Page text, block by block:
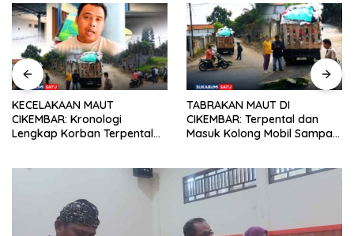
TABRAKAN MAUT DI
CIKEMBAR: Terpental dan
Masuk Kolong Mobil Sampah,
HUT ke-28 IJTI: Serukan Jaga
Marwah Jurnalisme TV di Era
Disrupsi, Pimpinan Sukabumi